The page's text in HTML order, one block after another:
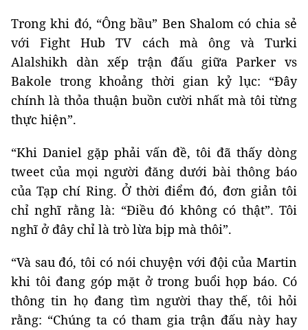
Trong khi đó, “Ông bầu” Ben Shalom có chia sẻ
với Fight Hub TV cách mà ông và Turki
Alalshikh dàn xếp trận đấu giữa Parker vs
Bakole trong khoảng thời gian kỷ lục: “Đây
chính là thỏa thuận buồn cười nhất mà tôi từng
thực hiện”.
“Khi Daniel gặp phải vấn đề, tôi đã thấy dòng
tweet của mọi người đăng dưới bài thông báo
của Tạp chí Ring. Ở thời điểm đó, đơn giản tôi
chỉ nghĩ rằng là: “Điều đó không có thật”. Tôi
nghĩ ở đây chỉ là trò lừa bịp mà thôi”.
“Và sau đó, tôi có nói chuyện với đội của Martin
khi tôi đang góp mặt ở trong buổi họp báo. Có
thông tin họ đang tìm người thay thế, tôi hỏi
rằng: “Chúng ta có tham gia trận đấu này hay